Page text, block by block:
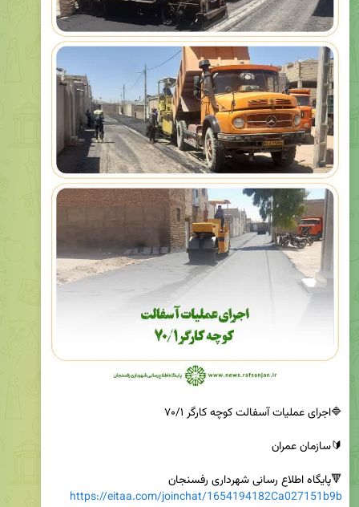
🔻پایگاه اطلاع رسانی شهرداری رفسنجان
https://eitaa.com/joinchat/1654194182Ca027151b9b